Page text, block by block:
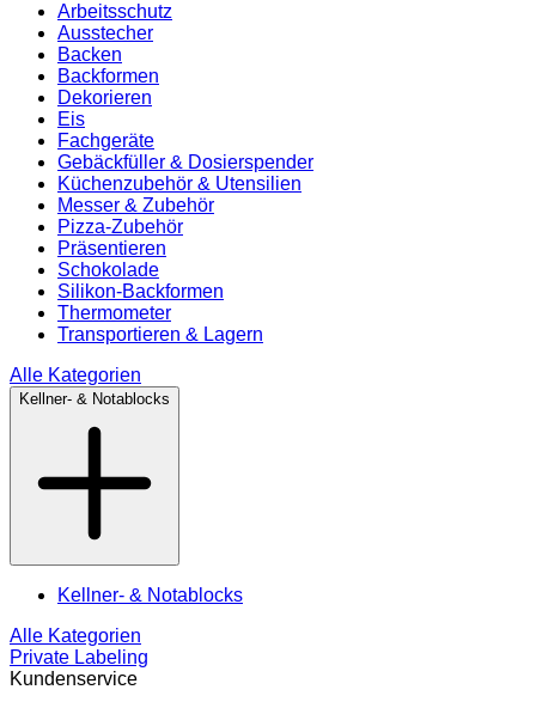
Arbeitsschutz
Ausstecher
Backen
Backformen
Dekorieren
Eis
Fachgeräte
Gebäckfüller & Dosierspender
Küchenzubehör & Utensilien
Messer & Zubehör
Pizza-Zubehör
Präsentieren
Schokolade
Silikon-Backformen
Thermometer
Transportieren & Lagern
Alle Kategorien
Kellner- & Notablocks
Kellner- & Notablocks
Alle Kategorien
Private Labeling
Kundenservice